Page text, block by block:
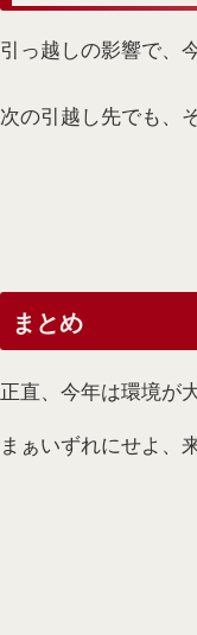
引っ越しの影響で、
次の引越し先でも、
まとめ
正直、今年は環境が
まぁいずれにせよ、